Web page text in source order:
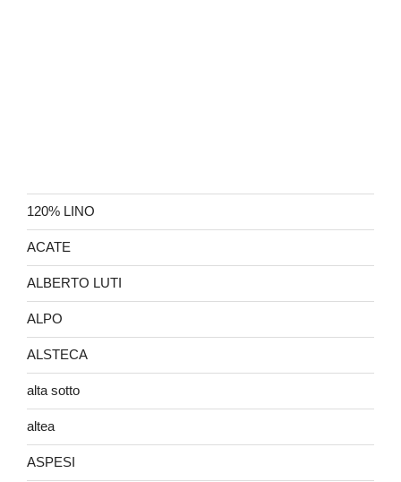
120% LINO
ACATE
ALBERTO LUTI
ALPO
ALSTECA
alta sotto
altea
ASPESI